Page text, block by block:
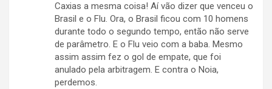
Caxias a mesma coisa! Aí vão dizer que venceu o
Brasil e o Flu. Ora, o Brasil ficou com 10 homens
durante todo o segundo tempo, então não serve
de parâmetro. E o Flu veio com a baba. Mesmo
assim assim fez o gol de empate, que foi
anulado pela arbitragem. E contra o Noia,
perdemos.